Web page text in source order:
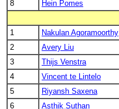
8 Hein Pomes
1
Nakulan Agoramoorthy
2
Avery Liu
3
Thijs Venstra
4
Vincent te Lintelo
5
Riyansh Saxena
6
Asthik Suthan